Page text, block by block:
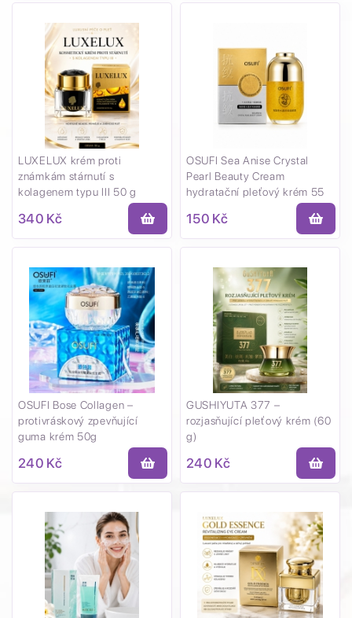
LUXELUX krém proti
známkám stárnutí s
kolagenem typu III 50 g
340 Kč
OSUFI Sea Anise Crystal
Pearl Beauty Cream
hydratační pleťový krém 55
150 Kč
OSUFI Bose Collagen –
protivráskový zpevňující
guma krém 50g
240 Kč
GUSHIYUTA 377 –
rozjasňující pleťový krém (60
g)
240 Kč